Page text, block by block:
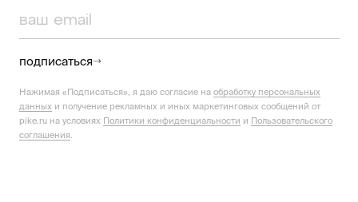
подписаться
Нажимая «Подписаться», я даю согласие на обработку персональных
данных и получение рекламных и иных маркетинговых сообщений от
pike.ru на условиях Политики конфиденциальности и Пользовательского
соглашения